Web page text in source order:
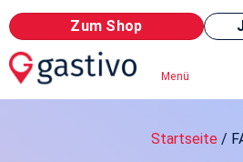
Zum Shop
Menü
Startseite /